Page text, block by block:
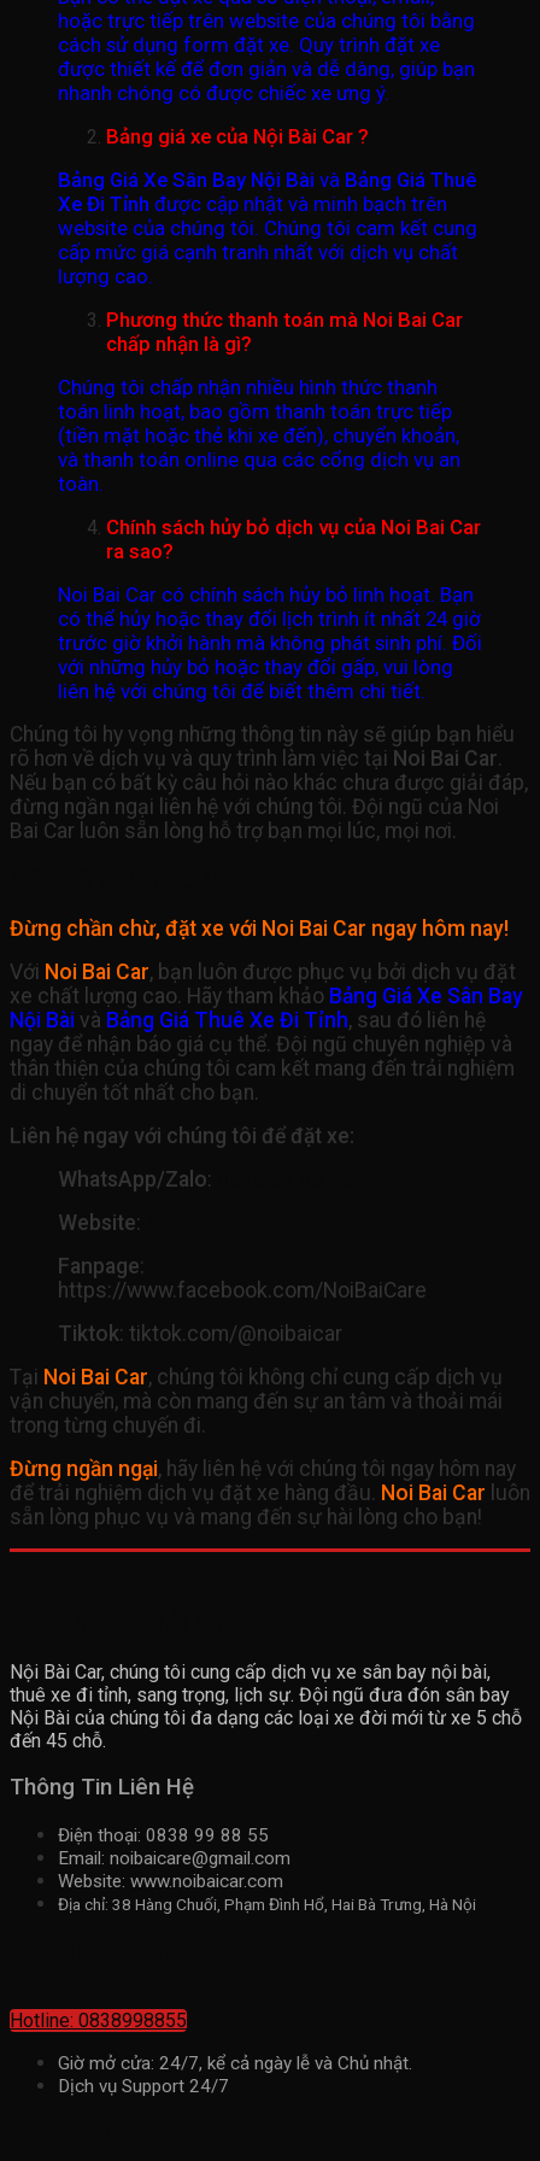
hoặc trực tiếp trên website của chúng tôi bằng
cách sử dụng form đặt xe. Quy trình đặt xe
được thiết kế để đơn giản và dễ dàng, giúp bạn
nhanh chóng có được chiếc xe ưng ý.
Bảng giá xe của Nội Bài Car ?
Bảng Giá Xe Sân Bay Nội Bài và Bảng Giá Thuê
Xe Đi Tỉnh được cập nhật và minh bạch trên
website của chúng tôi. Chúng tôi cam kết cung
cấp mức giá cạnh tranh nhất với dịch vụ chất
lượng cao.
Phương thức thanh toán mà Noi Bai Car
chấp nhận là gì?
Chúng tôi chấp nhận nhiều hình thức thanh
toán linh hoạt, bao gồm thanh toán trực tiếp
(tiền mặt hoặc thẻ khi xe đến), chuyển khoản,
và thanh toán online qua các cổng dịch vụ an
toàn.
Chính sách hủy bỏ dịch vụ của Noi Bai Car
ra sao?
Noi Bai Car có chính sách hủy bỏ linh hoạt. Bạn
có thể hủy hoặc thay đổi lịch trình ít nhất 24 giờ
trước giờ khởi hành mà không phát sinh phí. Đối
với những hủy bỏ hoặc thay đổi gấp, vui lòng
liên hệ với chúng tôi để biết thêm chi tiết.
Chúng tôi hy vọng những thông tin này sẽ giúp bạn hiểu
rõ hơn về dịch vụ và quy trình làm việc tại Noi Bai Car.
Nếu bạn có bất kỳ câu hỏi nào khác chưa được giải đáp,
đừng ngần ngại liên hệ với chúng tôi. Đội ngũ của Noi
Bai Car luôn sẵn lòng hỗ trợ bạn mọi lúc, mọi nơi.
Đừng chần chừ, đặt xe với Noi Bai Car ngay hôm nay!
Với Noi Bai Car, bạn luôn được phục vụ bởi dịch vụ đặt
xe chất lượng cao. Hãy tham khảo Bảng Giá Xe Sân Bay
Nội Bài và Bảng Giá Thuê Xe Đi Tỉnh, sau đó liên hệ
ngay để nhận báo giá cụ thể. Đội ngũ chuyên nghiệp và
thân thiện của chúng tôi cam kết mang đến trải nghiệm
di chuyển tốt nhất cho bạn.
Liên hệ ngay với chúng tôi để đặt xe:
WhatsApp/Zalo:
Website:
Fanpage:
https://www.facebook.com/NoiBaiCare
Tiktok: tiktok.com/@noibaicar
Tại Noi Bai Car, chúng tôi không chỉ cung cấp dịch vụ
vận chuyển, mà còn mang đến sự an tâm và thoải mái
trong từng chuyến đi.
Đừng ngần ngại, hãy liên hệ với chúng tôi ngay hôm nay
để trải nghiệm dịch vụ đặt xe hàng đầu. Noi Bai Car luôn
sẵn lòng phục vụ và mang đến sự hài lòng cho bạn!
Nội Bài Car, chúng tôi cung cấp dịch vụ xe sân bay nội bài,
thuê xe đi tỉnh, sang trọng, lịch sự. Đội ngũ đưa đón sân bay
Nội Bài của chúng tôi đa dạng các loại xe đời mới từ xe 5 chỗ
đến 45 chỗ.
Thông Tin Liên Hệ
Điện thoại: 0838 99 88 55
Email: noibaicare@gmail.com
Website: www.noibaicar.com
Địa chỉ: 38 Hàng Chuối, Phạm Đình Hổ, Hai Bà Trưng, Hà Nội
Hotline: 0838998855
Giờ mở cửa: 24/7, kể cả ngày lễ và Chủ nhật.
Dịch vụ Support 24/7